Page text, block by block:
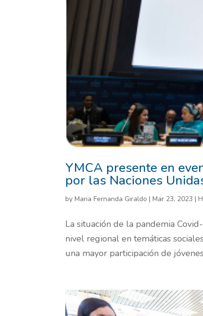
YMCA presente en
por las Naciones
byMaria Fernanda Giraldo |Mar 23, 2023 |
La situación de la pandemia
nivel regional en temáticas
una mayor participación de